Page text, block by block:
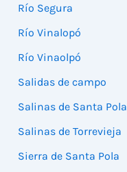
Río Segura
Río Vinalopó
Río Vinaolpó
Salidas de campo
Salinas de Santa Pola
Salinas de Torrevieja
Sierra de Santa Pola